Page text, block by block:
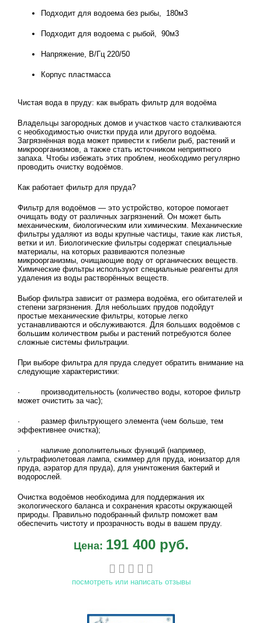
Подходит для водоема без рыбы, 180м3
Подходит для водоема с рыбой, 90м3
Напряжение, В/Гц 220/50
Корпус пластмасса
Чистая вода в пруду: как выбрать фильтр для водоёма
Владельцы загородных домов и участков часто сталкиваются
с необходимостью очистки пруда или другого водоёма.
Загрязнённая вода может привести к гибели рыб, растений и
микроорганизмов, а также стать источником неприятного
запаха. Чтобы избежать этих проблем, необходимо регулярно
проводить очистку водоёмов.
Как работает фильтр для пруда?
Фильтр для водоёмов — это устройство, которое помогает
очищать воду от различных загрязнений. Он может быть
механическим, биологическим или химическим. Механические
фильтры удаляют из воды крупные частицы, такие как листья,
ветки и ил. Биологические фильтры содержат специальные
материалы, на которых развиваются полезные
микроорганизмы, очищающие воду от органических веществ.
Химические фильтры используют специальные реагенты для
удаления из воды растворённых веществ.
Выбор фильтра зависит от размера водоёма, его обитателей и
степени загрязнения. Для небольших прудов подойдут
простые механические фильтры, которые легко
устанавливаются и обслуживаются. Для больших водоёмов с
большим количеством рыбы и растений потребуются более
сложные системы фильтрации.
При выборе фильтра для пруда следует обратить внимание на
следующие характеристики:
· производительность (количество воды, которое фильтр
может очистить за час);
· размер фильтрующего элемента (чем больше, тем
эффективнее очистка);
· наличие дополнительных функций (например,
ультрафиолетовая лампа, скиммер для пруда, ионизатор для
пруда, аэратор для пруда), для уничтожения бактерий и
водорослей.
Очистка водоёмов необходима для поддержания их
экологического баланса и сохранения красоты окружающей
природы. Правильно подобранный фильтр поможет вам
обеспечить чистоту и прозрачность воды в вашем пруду.
Цена: 191 400 руб.
посмотреть или написать отзывы